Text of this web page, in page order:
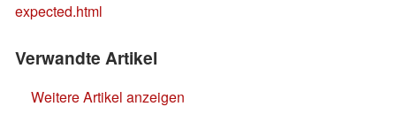
expected.html
Verwandte Artikel
Weitere Artikel anzeigen